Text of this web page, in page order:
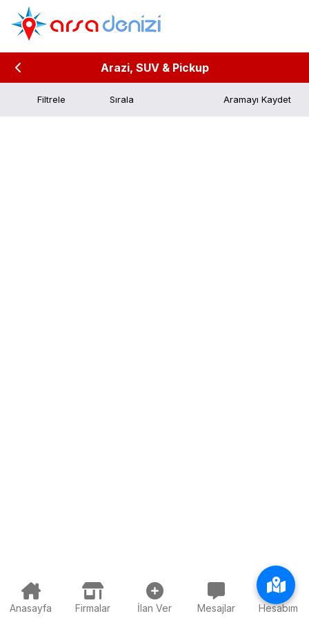
Arazi, SUV & Pickup
Filtrele Aramayı Kaydet
Anasayfa Firmalar İlan Ver Mesajlar Hesabım